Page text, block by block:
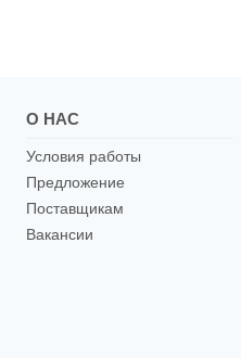
О НАС
Условия работы
Предложение
Поставщикам
Вакансии